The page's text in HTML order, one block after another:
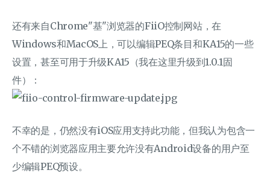
还有来自Chrome"基"浏览器的FiiO控制网站，在
Windows和MacOS上，可以编辑PEQ条目和KA15的一些
设置，甚至可用于升级KA15（我在这里升级到1.0.1固
件）：
不幸的是，仍然没有iOS应用支持此功能，但我认为包含一
个不错的浏览器应用主要允许没有Android设备的用户至
少编辑PEQ预设。